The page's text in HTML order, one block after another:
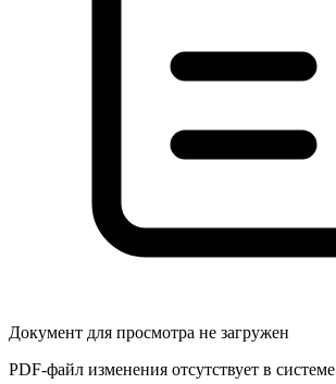
Документ для просмотра не загружен
PDF-файл изменения отсутствует в системе